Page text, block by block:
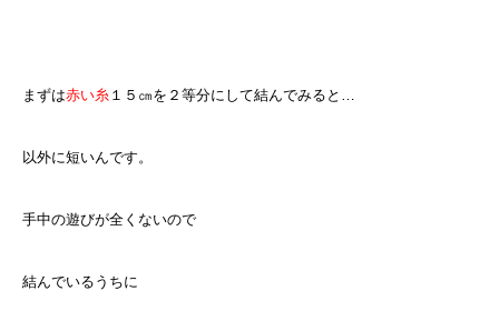
まずは赤い糸 １５㎝を２等分にして結んでみると…
以外に短いんです。
手中の遊びが全くないので
結んでいるうちに